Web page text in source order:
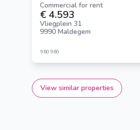
Commercial for rent
€ 4.593
Vliegplein 31
9990 Maldegem
960 960
View similar properties